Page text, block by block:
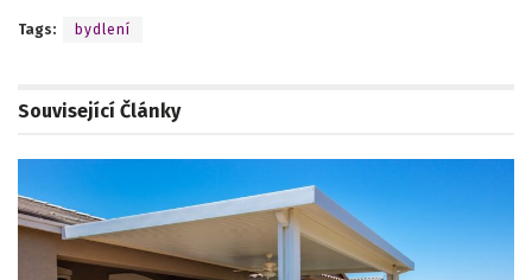
Tags: bydlení
Související Články